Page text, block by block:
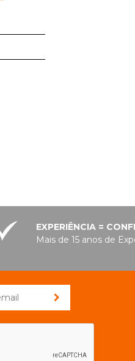
EXPERIÊNCIA =
Mais de 15 anos de